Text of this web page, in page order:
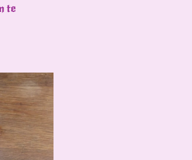
te